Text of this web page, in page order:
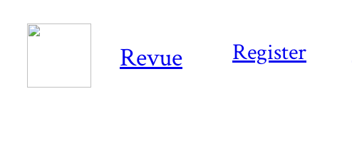
Register
Revue